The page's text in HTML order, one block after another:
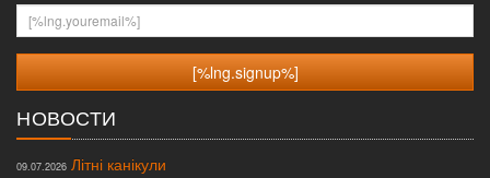
[%lng.youremail%]
НОВОСТИ
09.07.2026 Літні канікули